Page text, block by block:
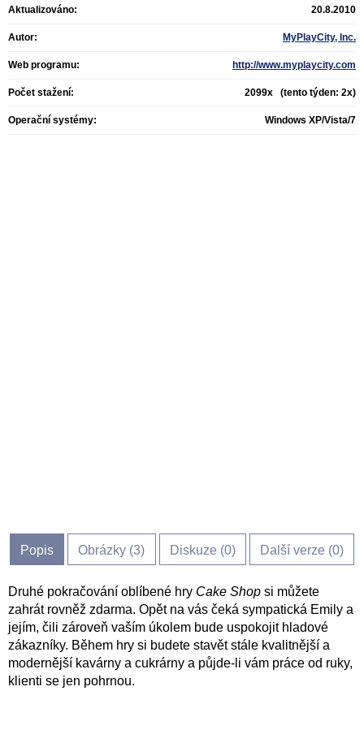
Aktualizováno: 20.8.2010
Autor: MyPlayCity, Inc.
Web programu: http://www.myplaycity.com
Počet stažení: 2099x (tento týden: 2x)
Operační systémy: Windows XP/Vista/7
Popis Obrázky (3) Diskuze (0) Další verze (0)
Druhé pokračování oblíbené hry Cake Shop si můžete
zahrát rovněž zdarma. Opět na vás čeká sympatická Emily a
jejím, čili zároveň vaším úkolem bude uspokojit hladové
zákazníky. Během hry si budete stavět stále kvalitnější a
modernější kavárny a cukrárny a půjde-li vám práce od ruky,
klienti se jen pohrnou.